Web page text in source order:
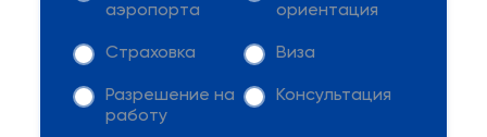
аэропорта
ориентация
Страховка Виза
Разрешение на
работу
Консультация